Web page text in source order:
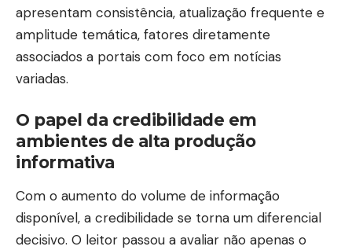
apresentam consistência, atualização frequente e
amplitude temática, fatores diretamente
associados a portais com foco em notícias
variadas.
O papel da credibilidade em
ambientes de alta produção
informativa
Com o aumento do volume de informação
disponível, a credibilidade se torna um diferencial
decisivo. O leitor passou a avaliar não apenas o